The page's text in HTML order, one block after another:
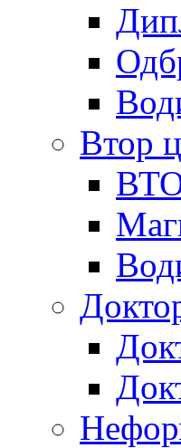
Втор